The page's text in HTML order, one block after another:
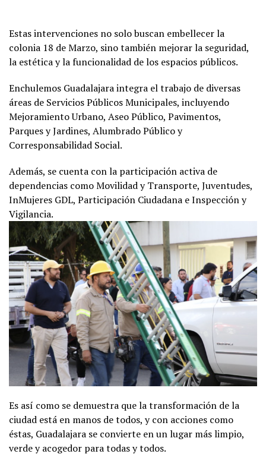
Estas intervenciones no solo buscan embellecer la
colonia 18 de Marzo, sino también mejorar la seguridad,
la estética y la funcionalidad de los espacios públicos.
Enchulemos Guadalajara integra el trabajo de diversas
áreas de Servicios Públicos Municipales, incluyendo
Mejoramiento Urbano, Aseo Público, Pavimentos,
Parques y Jardines, Alumbrado Público y
Corresponsabilidad Social.
Además, se cuenta con la participación activa de
dependencias como Movilidad y Transporte, Juventudes,
InMujeres GDL, Participación Ciudadana e Inspección y
Vigilancia.
Es así como se demuestra que la transformación de la
ciudad está en manos de todos, y con acciones como
éstas, Guadalajara se convierte en un lugar más limpio,
verde y acogedor para todas y todos.